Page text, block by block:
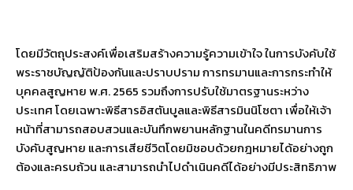
โดยมีวัตถุประสงค์เพื่อเสริมสร้างความรู้ความเข้าใจ ในการบังคับใช้
พระราชบัญญัติป้องกันและปราบปราม การทรมานและการกระทำให้
บุคคลสูญหาย พ.ศ. 2565 รวมถึงการปรับใช้มาตรฐานระหว่าง
ประเทศ โดยเฉพาะพิธีสารอิสตันบูลและพิธีสารมินนิโซตา เพื่อให้เจ้า
หน้าที่สามารถสอบสวนและบันทึกพยานหลักฐานในคดีทรมานการ
บังคับสูญหาย และการเสียชีวิตโดยมิชอบด้วยกฎหมายได้อย่างถูก
ต้องและครบถ้วน และสามารถนําไปดำเนินคดีได้อย่างมีประสิทธิภาพ